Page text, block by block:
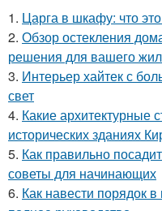
1. Царга в шкафу: что
2. Обзор остекления
решения для вашего
3. Интерьер хайтек с
свет
4. Какие архитектурные
исторических зданиях
5. Как правильно
советы для начинающих
6. Как навести порядок